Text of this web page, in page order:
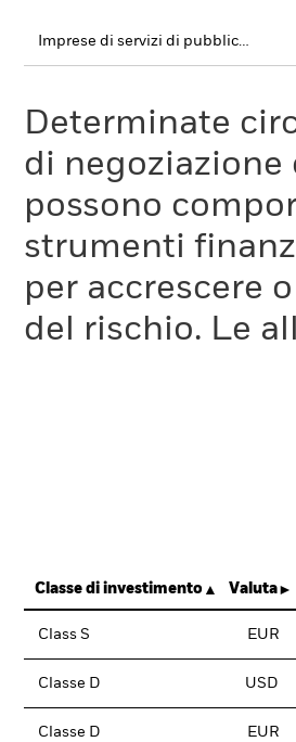
Imprese di servizi di pubblica utilità
Determinate
di
possono
strumenti
per accrescere
del rischio. Le
Classe di investimento Valuta
Class S EUR
Classe D USD
Classe D EUR